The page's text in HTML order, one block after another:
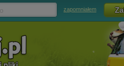
zapomniałem